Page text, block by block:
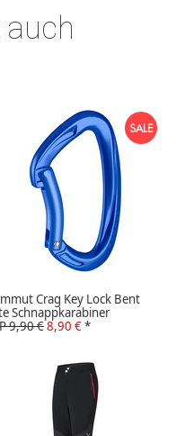
auch
Crag Key Lock Bent
Schnappkarabiner
9,90 €8,90 €*